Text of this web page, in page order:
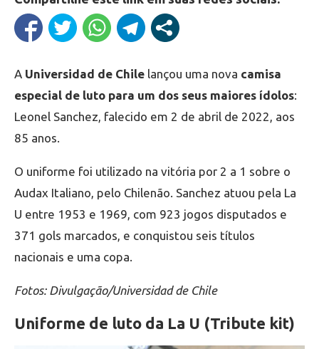
A Universidad de Chile lançou uma nova camisa
especial de luto para um dos seus maiores ídolos:
Leonel Sanchez, falecido em 2 de abril de 2022, aos
85 anos.
O uniforme foi utilizado na vitória por 2 a 1 sobre o
Audax Italiano, pelo Chilenão. Sanchez atuou pela La
U entre 1953 e 1969, com 923 jogos disputados e
371 gols marcados, e conquistou seis títulos
nacionais e uma copa.
Fotos: Divulgação/Universidad de Chile
Uniforme de luto da La U (Tribute kit)